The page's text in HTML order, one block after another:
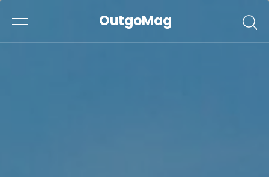
OutgoMag